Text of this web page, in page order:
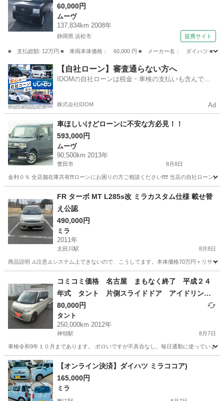
Ｓ ＣＤ 衝突安全ボディ エアコン パワース
テアリング パワーウィンドウ （車検整備付）
60,000円
ムーヴ
137,834km 2008年
静岡県 浜松市 提携サイト
■ 支払総額: 12万円 ■ 車両本体価格： 60,000 円 ■ メーカー名： ダイハツ ■
静岡 浜松市 ムーヴ
【自社ローン】審査通らない方へ
IDOMの自社ローンは税金・車検の支払いも含んでい
株式会社IDOM Ad
車ほしいけどローンに不安な方必見！！
593,000円
ムーヴ
90,500km 2013年
豊田市 8月8日
金利０％ 全店舗在庫共有❗️❗️ローンにお困りの方ご相談ください❗️❗️❗️ 当店の自社ロ
ムーヴ
FR ターボ MT L285s改 ミラカスタム仕様 載せ替
え公認
490,000円
ミラ
2011年
太田川駅 8月8日
商品説明 ⚠️注意⚠️システム上できないので、こうしてます。本体価格70万円＋リサイ
エンジン
コミコミ価格 名古屋 まもなく終了 平成２４
年式 タント 片側スライドドア アイドリング
ストップ
80,000円
タント
250,000km 2012年
神領駅 8月7日
車検令和9年１０月まであります。 ボロいですが不具合なし。毎日通勤に使っていま
愛知 名古屋市 神領駅 タント エンジン
【オンライン決済】ダイハツ ミラココア)
165,000円
ミラ